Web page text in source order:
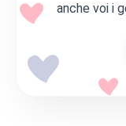
anche voi i